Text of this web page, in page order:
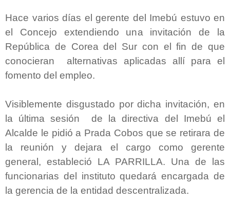
Hace varios días el gerente del Imebú estuvo en
el Concejo extendiendo una invitación de la
República de Corea del Sur con el fin de que
conocieran alternativas aplicadas allí para el
fomento del empleo.
Visiblemente disgustado por dicha invitación, en
la última sesión de la directiva del Imebú el
Alcalde le pidió a Prada Cobos que se retirara de
la reunión y dejara el cargo como gerente
general, estableció LA PARRILLA. Una de las
funcionarias del instituto quedará encargada de
la gerencia de la entidad descentralizada.